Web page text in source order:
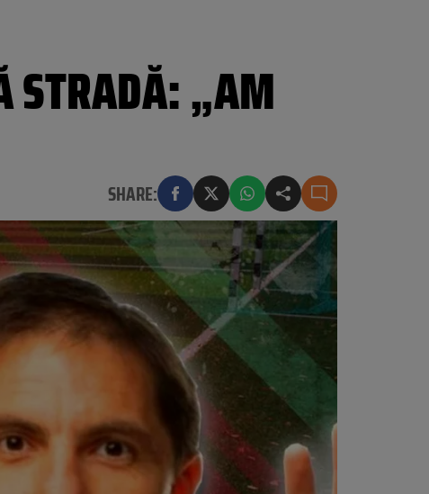
STRADĂ: „AM
SHARE: